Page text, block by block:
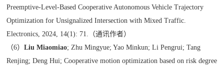
Preemptive-Level-Based Cooperative Autonomous Vehicle Trajectory
Optimization for Unsignalized Intersection with Mixed Traffic.
Electronics, 2024, 14(1): 71. （通讯作者）
（6）Liu Miaomiao; Zhu Mingyue; Yao Minkun; Li Pengrui; Tang
Renjing; Deng Hui; Cooperative motion optimization based on risk degree